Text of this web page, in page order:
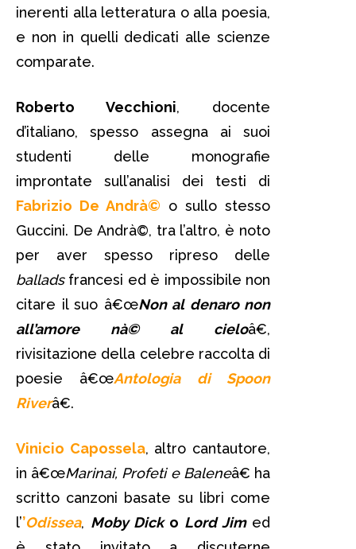
inerenti alla letteratura o alla poesia,
e non in quelli dedicati alle scienze
comparate.
Roberto Vecchioni, docente
d’italiano, spesso assegna ai suoi
studenti delle monografie
improntate sull’analisi dei testi di
Fabrizio De Andrà© o sullo stesso
Guccini. De Andrà©, tra l’altro, è noto
per aver spesso ripreso delle
balladsfrancesi ed è impossibile non
citare il suo â€œNon al denaro non
all’amore nà© al cieloâ€,
rivisitazione della celebre raccolta di
poesie â€œAntologia di Spoon
Riverâ€.
Vinicio Capossela, altro cantautore,
in â€œMarinai, Profeti e Baleneâ€ ha
scritto canzoni basate su libri come
l’’Odissea, Moby Dicko Lord Jim ed